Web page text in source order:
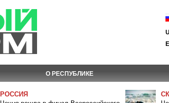
О РЕСПУБЛИКЕ
РОССИЯ